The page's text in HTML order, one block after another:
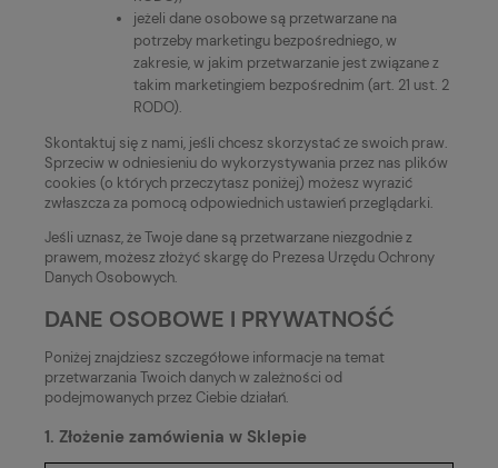
jeżeli dane osobowe są przetwarzane na
potrzeby marketingu bezpośredniego, w
zakresie, w jakim przetwarzanie jest związane z
takim marketingiem bezpośrednim (art. 21 ust. 2
RODO).
Skontaktuj się z nami, jeśli chcesz skorzystać ze swoich praw.
Sprzeciw w odniesieniu do wykorzystywania przez nas plików
cookies (o których przeczytasz poniżej) możesz wyrazić
zwłaszcza za pomocą odpowiednich ustawień przeglądarki.
Jeśli uznasz, że Twoje dane są przetwarzane niezgodnie z
prawem, możesz złożyć skargę do Prezesa Urzędu Ochrony
Danych Osobowych.
DANE OSOBOWE I PRYWATNOŚĆ
Poniżej znajdziesz szczegółowe informacje na temat
przetwarzania Twoich danych w zależności od
podejmowanych przez Ciebie działań.
1. Złożenie zamówienia w Sklepie